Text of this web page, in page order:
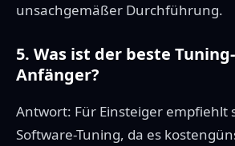
unsachgemäßer Durchführung.
5. Was ist der beste
Anfänger?
Antwort: Für Einsteiger empfiehlt
Software-Tuning, da es